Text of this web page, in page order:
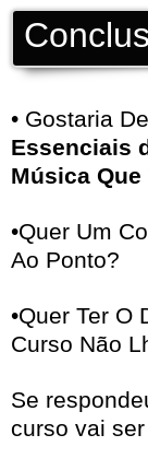
• Gostaria De
Essenciais
Música Que
•Quer Um
Ao Ponto?
•Quer Ter O
Curso Não
Se
curso vai